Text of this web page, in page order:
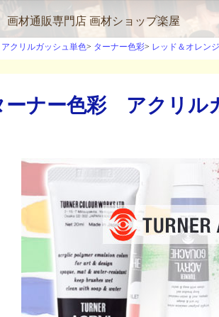
画材通販専門店 画材ショップ楽屋
アクリルガッシュ単色 ターナー色彩 レッド＆オレン
ーナー色彩 アクリル